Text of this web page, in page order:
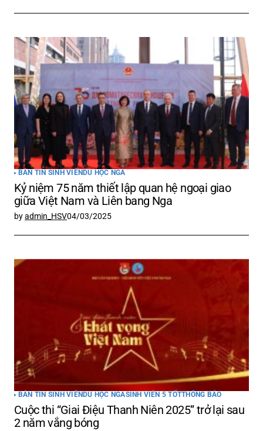
BẢN TIN SINH VIÊN DU HỌC NGA
Kỷ niệm 75 năm thiết lập quan hệ ngoại giao
giữa Việt Nam và Liên bang Nga
byadmin_HSV04/03/2025
BẢN TIN SINH VIÊN DU HỌC NGASINH VIÊN 5 TỐTTHÔNG BÁO
Cuộc thi “Giai Điệu Thanh Niên 2025” trở lại sau
2 năm vắng bóng